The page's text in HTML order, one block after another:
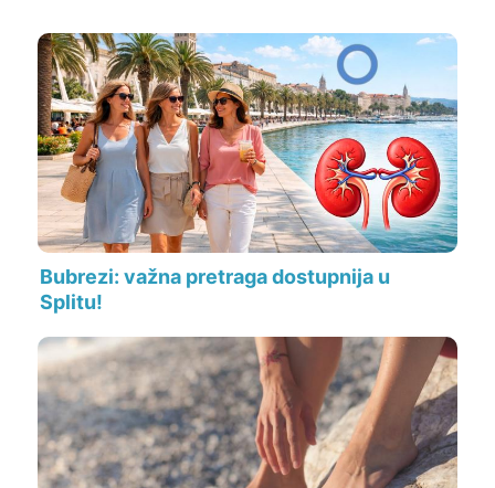
Bubrezi: važna pretraga dostupnija u
Splitu!